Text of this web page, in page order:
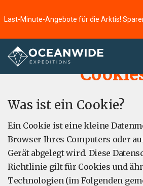
Startseite
Was ist ein Cookie?
Ein Cookie ist eine kleine
Browser Ihres Computers oder
Gerät abgelegt wird. Diese
Richtlinie gilt für Cookies und
Technologien (im Folgenden